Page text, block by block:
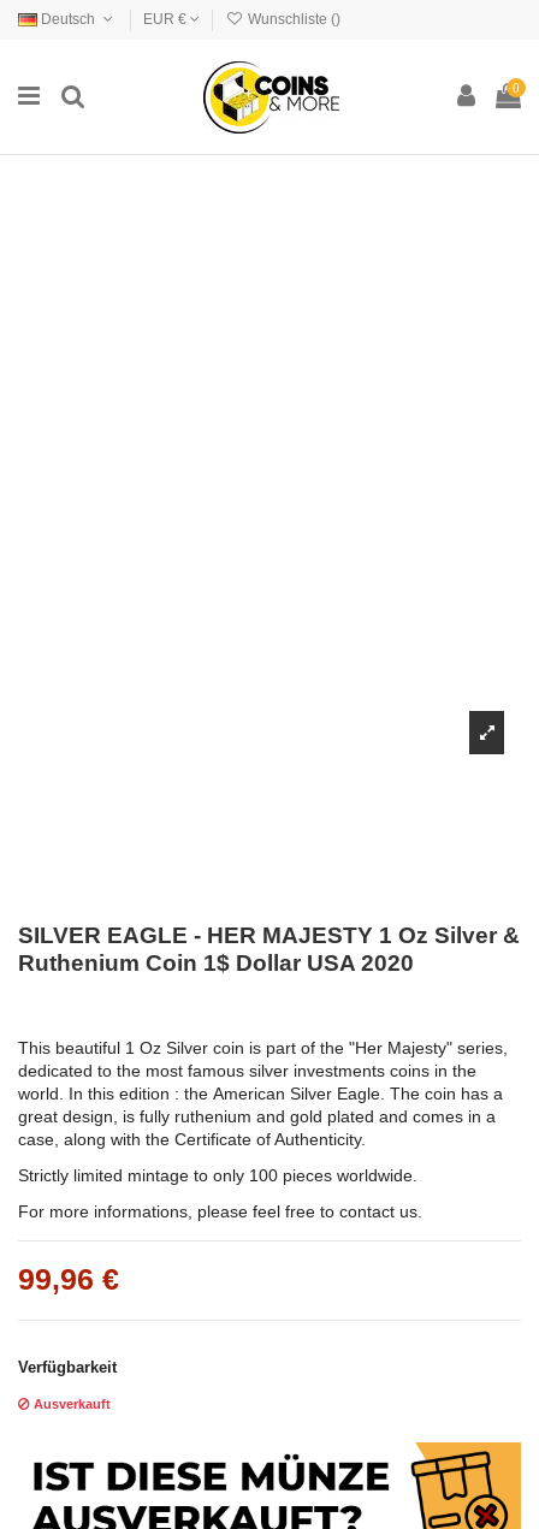
Deutsch EUR € Wunschliste ()
0
SILVER EAGLE - HER MAJESTY 1 Oz Silver &
Ruthenium Coin 1$ Dollar USA 2020
This beautiful 1 Oz Silver coin is part of the "Her Majesty" series,
dedicated to the most famous silver investments coins in the
world. In this edition : the American Silver Eagle. The coin has a
great design, is fully ruthenium and gold plated and comes in a
case, along with the Certificate of Authenticity.
Strictly limited mintage to only 100 pieces worldwide.
For more informations, please feel free to contact us.
99,96 €
Verfügbarkeit
Ausverkauft